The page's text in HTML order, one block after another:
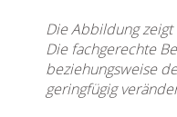
Die Abbildung
Die fachgerechte
beziehungsweise
geringfügig